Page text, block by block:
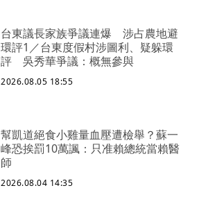
台東議長家族爭議連爆 涉占農地避
環評1／台東度假村涉圖利、疑躲環
評 吳秀華爭議：概無參與
2026.08.05 18:55
幫凱道絕食小雞量血壓遭檢舉？蘇一
峰恐挨罰10萬諷：只准賴總統當賴醫
師
2026.08.04 14:35